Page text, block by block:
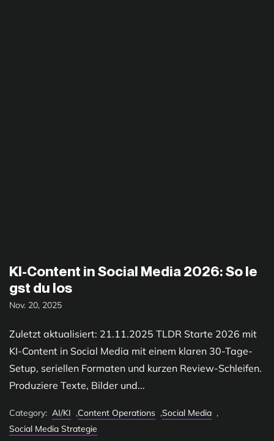
KI-Content in Social Media 2026: So le
gst du los
Nov. 20, 2025
Zuletzt aktualisiert: 21.11.2025 TLDR Starte 2026 mit
KI-Content in Social Media mit einem klaren 30-Tage-
Setup, seriellen Formaten und kurzen Review-Schleifen.
Produziere Texte, Bilder und...
Category: AI/KI ,Content Operations ,Social Media ,
Social Media Strategie